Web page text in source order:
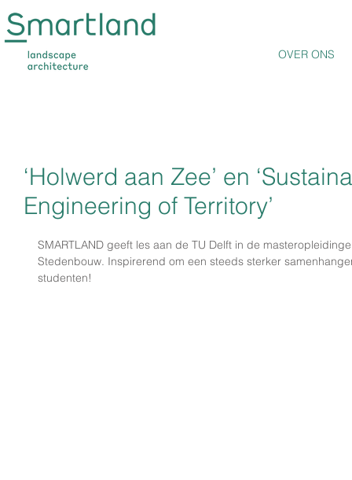
OVER ONS
‘Holwerd aan Zee’ en
Engineering of Territory’
SMARTLAND geeft les aan de TU Delft in de
Stedenbouw. Inspirerend om een steeds sterker
studenten!